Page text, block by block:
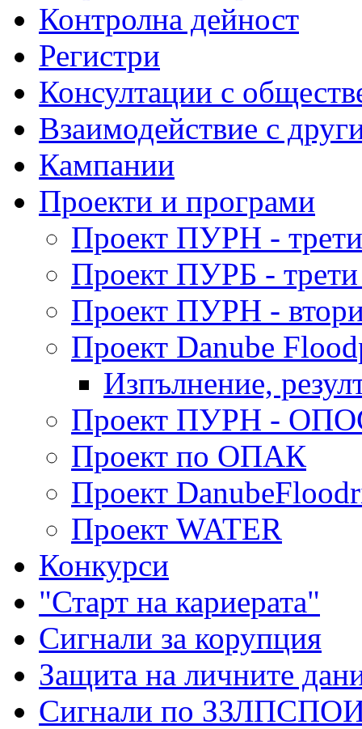
Контролна дейност
Регистри
Консултации с
Взаимодействие с
Кампании
Проекти и програми
Проект ПУРН -
Проект ПУРБ -
Проект ПУРН -
Проект Danube
Изпълнение,
Проект ПУРН -
Проект по ОПАК
Проект
Проект WATER
Конкурси
"Старт на кариерата"
Сигнали за корупция
Защита на личните
Сигнали по